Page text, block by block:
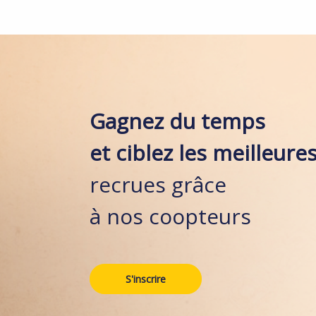
Gagnez du temps
et ciblez les
recrues grâce
à nos coopteurs
S'inscrire